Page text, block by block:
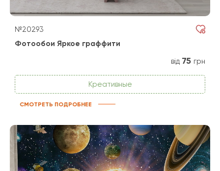
№20293
Фотообои Яркое граффити
від 75 грн
Креативные
СМОТРЕТЬ ПОДРОБНЕЕ